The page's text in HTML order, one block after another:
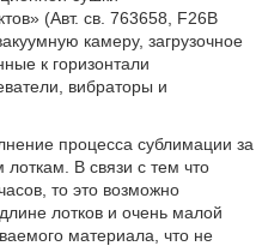
(Авт. св. 763658, F26B
камеру, загрузочное
к горизонтали
вибраторы и
процесса сублимации за
В связи с тем что
то это возможно
лотков и очень малой
материала, что не